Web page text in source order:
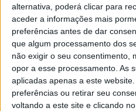
alternativa, poderá clicar para
aceder a informações mais
preferências antes de dar
que algum processamento dos
não exigir o seu consentimento,
opor a esse processamento. As
aplicadas apenas a este
preferências ou retirar seu
voltando a este site e clicando
acidentes de viação
Durante o mesmo período,
pública deteve 8 indivíduos,
edifícios; 2 por condução sem
condução sob a influência de
injúrias a Agentes da PSP.